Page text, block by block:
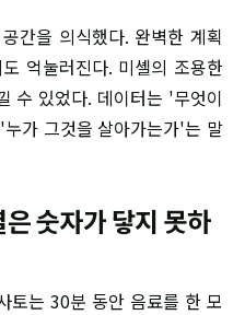
간을 의식했다. 완벽한 계획
억눌러진다. 미셸의 조용한
수 있었다. 데이터는 '무엇이
가 그것을 살아가는가'는 말
숫자가 닿지 못하
토는 30분 동안 음료를 한 모